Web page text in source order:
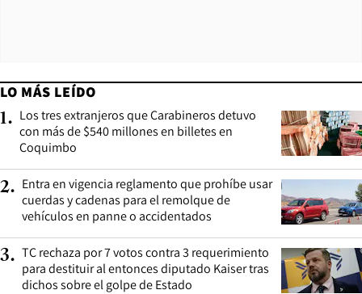
LO MÁS LEÍDO
1. Los tres extranjeros que Carabineros detuvo
con más de $540 millones en billetes en
Coquimbo
2. Entra en vigencia reglamento que prohíbe usar
cuerdas y cadenas para el remolque de
vehículos en panne o accidentados
3. TC rechaza por 7 votos contra 3 requerimiento
para destituir al entonces diputado Kaiser tras
dichos sobre el golpe de Estado